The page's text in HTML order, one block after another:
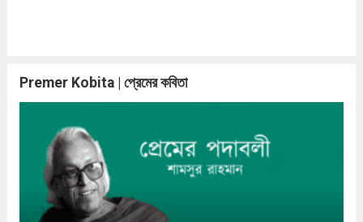
Premer Kobita | প্রেমের কবিতা